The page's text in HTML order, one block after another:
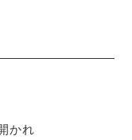
かれ